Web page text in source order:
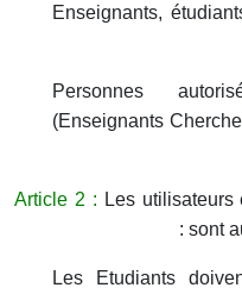
Enseignants,
Personnes
(Enseignants
Article 2 : Les utilisateurs
sont
Les Etudiants